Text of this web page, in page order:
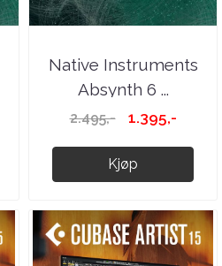
Native Instruments
Absynth 6 ...
2.495,- 1.395,-
Kjøp